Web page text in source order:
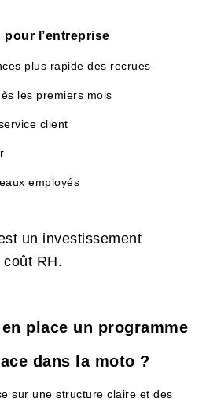
l’entreprise
plus rapide des recrues
les premiers mois
client
employés
un investissement
RH.
place un programme
dans la moto ?
sur une structure claire et des